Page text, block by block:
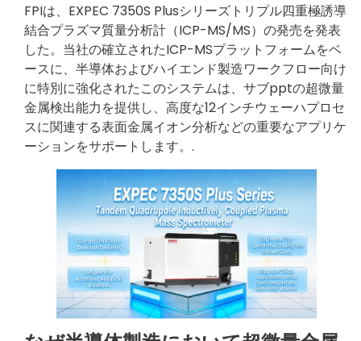
FPIは、EXPEC 7350S Plusシリーズトリプル四重極誘導
結合プラズマ質量分析計（ICP-MS/MS）の発売を発表
した。当社の確立されたICP-MSプラットフォームをベ
ースに、半導体およびハイエンド製造ワークフロー向け
に特別に強化されたこのシステムは、サブpptの超微量
金属検出能力を提供し、高度な12インチウェーハプロセ
スに関連する表面金属イオン分析などの重要なアプリケ
ーションをサポートします。.